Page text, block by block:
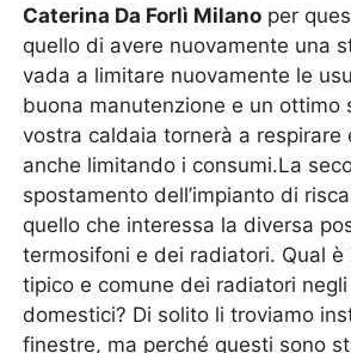
Caterina Da Forlì Milano per
quello di avere nuovamente una
vada a limitare nuovamente le
buona manutenzione e un ottimo
vostra caldaia tornerà a respirare
anche limitando i consumi.La
spostamento dell’impianto di
quello che interessa la diversa
termosifoni e dei radiatori. Qual è
tipico e comune dei radiatori
domestici? Di solito li troviamo
finestre, ma perché questi sono